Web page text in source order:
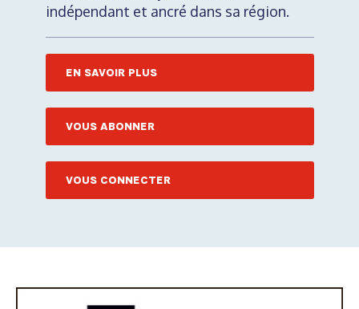
indépendant et ancré dans sa région.
EN SAVOIR PLUS
VOUS ABONNER
VOUS CONNECTER